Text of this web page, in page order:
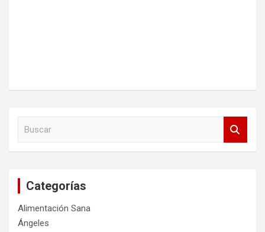
Categorías
Alimentación Sana
Ángeles